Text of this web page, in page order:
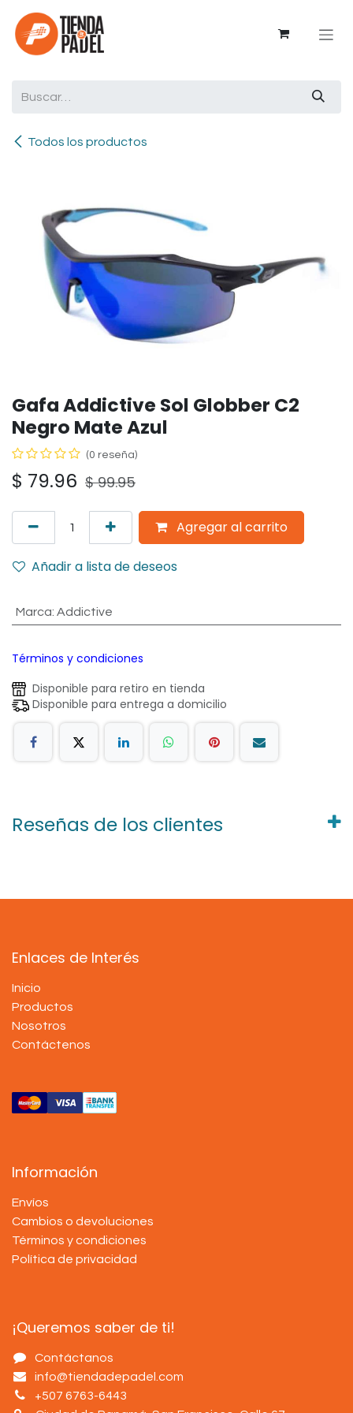
Ir al contenido
Todos los productos
Gafa Addictive Sol Globber C2
Negro Mate Azul
(0 reseña)
$ 79.96 $99.95
Agregar al carrito
Añadir a lista de deseos
Marca: Addictive
Términos y condiciones
Disponible para retiro en tienda
Disponible para entrega a domicilio
Reseñas de los clientes
Enlaces de Interés
Inicio
Productos
Nosotros
Contáctenos
Información
Envíos
Cambios o devoluciones
Términos y condiciones
Política de privacidad
¡Queremos saber de ti!
Contáctanos
info@tiendadepadel.com
+507 6763-6443